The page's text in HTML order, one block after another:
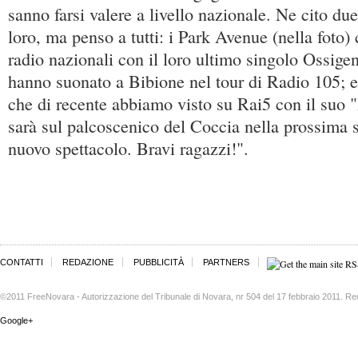
sanno farsi valere a livello nazionale. Ne cito
loro, ma penso a tutti: i Park Avenue (nella foto)
radio nazionali con il loro ultimo singolo
hanno suonato a Bibione nel tour di Radio 105;
che di recente abbiamo visto su Rai5 con il suo
sarà sul palcoscenico del Coccia nella prossima
nuovo spettacolo. Bravi ragazzi!".
CONTATTI REDAZIONE PUBBLICITÀ PARTNERS
©2011 FreeNovara - Autorizzazione del Tribunale di Novara, nr 504 del 17 febbraio 2011.
Google+